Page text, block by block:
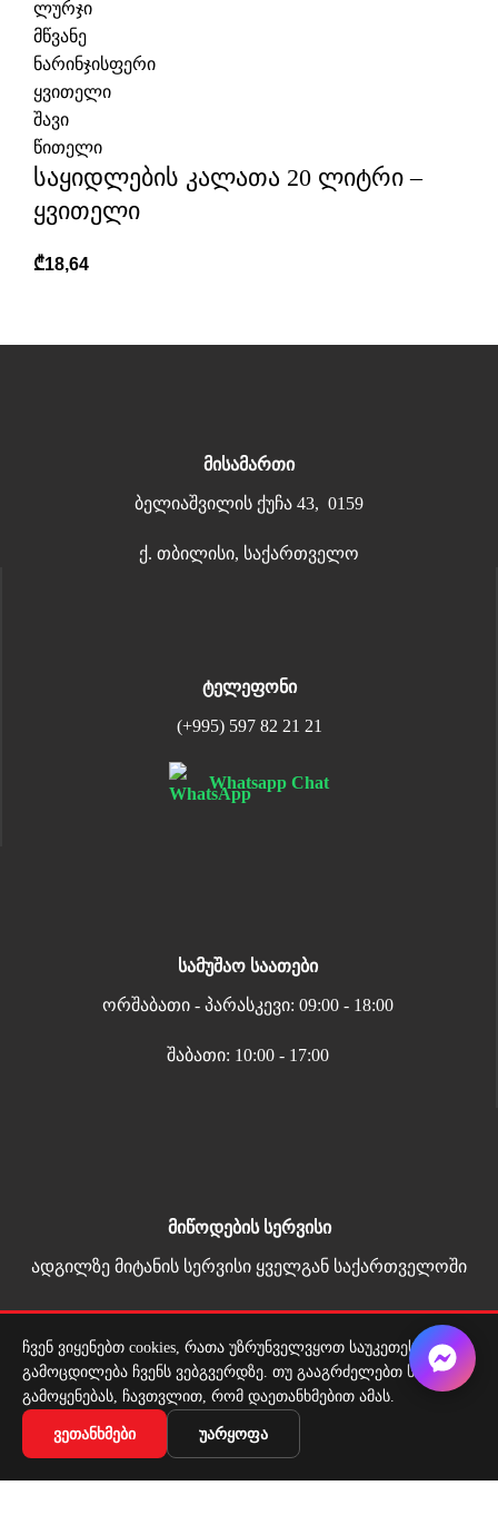
ლურჯი
მწვანე
ნარინჯისფერი
ყვითელი
შავი
წითელი
საყიდლების კალათა 20 ლიტრი –
ყვითელი
₾18,64
მისამართი
ბელიაშვილის ქუჩა 43, 0159
ქ. თბილისი, საქართველო
ტელეფონი
(+995) 597 82 21 21
Whatsapp Chat
სამუშაო საათები
ორშაბათი - პარასკევი: 09:00 - 18:00
შაბათი: 10:00 - 17:00
მიწოდების სერვისი
ადგილზე მიტანის სერვისი ყველგან საქართველოში
Copyright 2026 | All Rights Reserved |
მარტივი გადახდა
ჩვენ ვიყენებთ cookies, რათა უზრუნველვყოთ საუკეთესო
გამოცდილება ჩვენს ვებგვერდზე. თუ გააგრძელებთ საიტის
გამოყენებას, ჩავთვლით, რომ დაეთანხმებით ამას.
ᲕᲔᲗᲐᲜᲮᲛᲔᲑᲘ ᲣᲐᲠᲧᲝᲤᲐ